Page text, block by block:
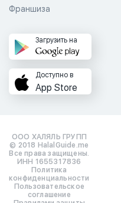
Франшиза
Загрузить на
Доступно в
App Store
ООО ХАЛЯЛЬ ГРУПП
© 2018 HalalGuide.me
Все права защищены.
ИНН 1655317836
Политика
конфиденциальности
Пользовательское
соглашение